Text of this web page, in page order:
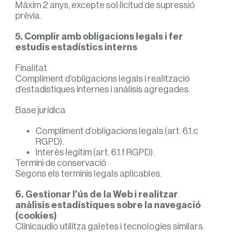
Màxim 2 anys, excepte sol·licitud de supressió
prèvia.
5. Complir amb obligacions legals i fer
estudis estadístics interns
Finalitat
Compliment d’obligacions legals i realització
d’estadístiques internes i anàlisis agregades.
Base jurídica
Compliment d’obligacions legals (art. 6.1.c
RGPD).
Interès legítim (art. 6.1.f RGPD).
Termini de conservació
Segons els terminis legals aplicables.
6. Gestionar l’ús de la Web i realitzar
anàlisis estadístiques sobre la navegació
(cookies)
Clinicaudio utilitza galetes i tecnologies similars.